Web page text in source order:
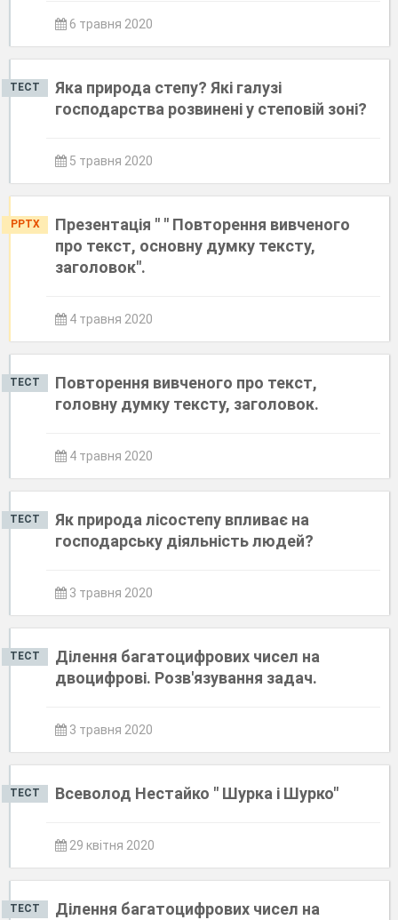
6 травня 2020
ТЕСТ
Яка природа степу? Які галузі
господарства розвинені у степовій зоні?
5 травня 2020
PPTX
Презентація " " Повторення вивченого
про текст, основну думку тексту,
заголовок".
4 травня 2020
ТЕСТ
Повторення вивченого про текст,
головну думку тексту, заголовок.
4 травня 2020
ТЕСТ
Як природа лісостепу впливає на
господарську діяльність людей?
3 травня 2020
ТЕСТ
Ділення багатоцифрових чисел на
двоцифрові. Розв'язування задач.
3 травня 2020
ТЕСТ Всеволод Нестайко " Шурка і Шурко"
29 квітня 2020
ТЕСТ
Ділення багатоцифрових чисел на